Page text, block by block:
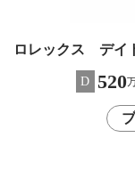
ロレックス デ
D 520